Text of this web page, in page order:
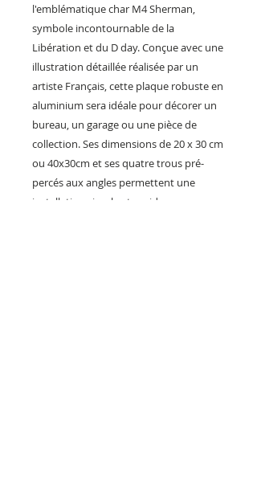
l'emblématique char M4 Sherman,
symbole incontournable de la
Libération et du D day. Conçue avec une
illustration détaillée réalisée par un
artiste Français, cette plaque robuste en
aluminium sera idéale pour décorer un
bureau, un garage ou une pièce de
collection. Ses dimensions de 20 x 30 cm
ou 40x30cm et ses quatre trous pré-
percés aux angles permettent une
installation simple et rapide sur